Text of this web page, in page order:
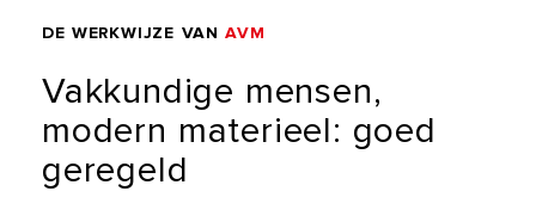
DE WERKWIJZE VAN AVM
Vakkundige mensen,
modern materieel: goed
geregeld